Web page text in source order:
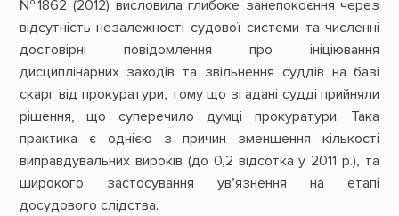
№1862 (2012) висловила глибоке занепокоєння через
відсутність незалежності судової системи та численні
достовірні повідомлення про ініціювання
дисциплінарних заходів та звільнення суддів на базі
скарг від прокуратури, тому що згадані судді прийняли
рішення, що суперечило думці прокуратури. Така
практика є однією з причин зменшення кількості
виправдувальних вироків (до 0,2 відсотка у 2011 р.), та
широкого застосування ув’язнення на етапі
досудового слідства.